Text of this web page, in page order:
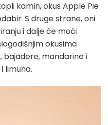
kamin, okus Apple Pie
S druge strane, oni
i dalje će moći
okusima
bajadere, mandarine i
limuna.